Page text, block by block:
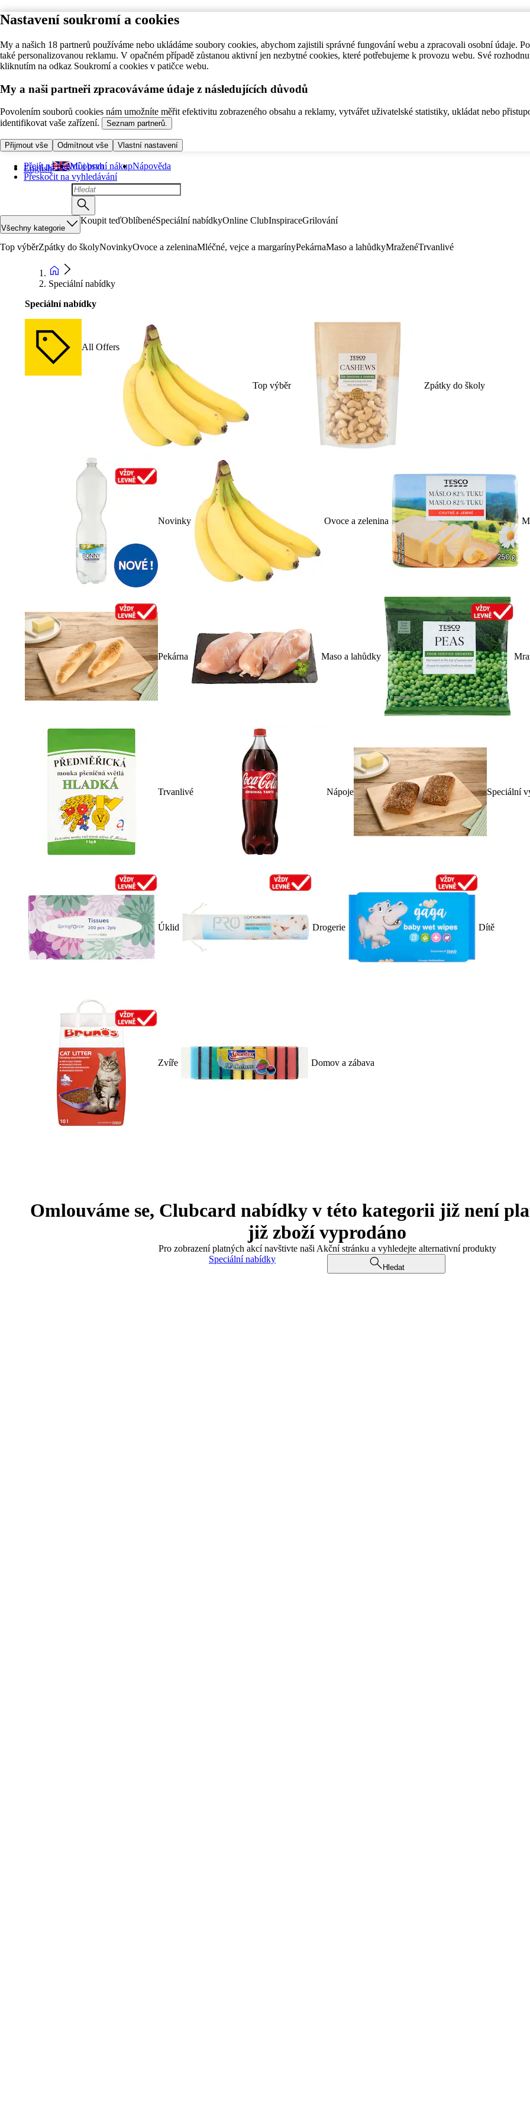
Nastavení soukromí a cookies
My a našich 18 partnerů používáme nebo ukládáme soubory cookies, abychom zajistili správné fungování webu a zpracovali osobní údaje.
také personalizovanou reklamu. V opačném případě zůstanou aktivní jen nezbytné cookies, které potřebujeme k provozu webu. Své
kliknutím na odkaz Soukromí a cookies v patičce webu.
My a naši partneři zpracováváme údaje z následujících důvodů
Povolením souborů cookies nám umožníte měřit efektivitu zobrazeného obsahu a reklamy, vytvářet uživatelské statistiky, ukládat nebo
identifikovat vaše zařízení.
Seznam partnerů.
Přijmout vše Odmítnout vše Vlastní nastavení
Přejít na hlavní obsah
Přeskočit na vyhledávání
English Můj první nákupNápověda
Všechny kategorie
Koupit teďOblíbenéSpeciální nabídkyOnline ClubInspiraceGrilování
Top výběrZpátky do školyNovinkyOvoce a zeleninaMléčné, vejce a margarínyPekárnaMaso a lahůdkyMraženéTrvanlivé
Speciální nabídky
Speciální nabídky
All Offers
Top výběr Zpátky do školy
Novinky Ovoce a zelenina
Pekárna Maso a lahůdky
Trvanlivé Nápoje Speciální
Úklid Drogerie Dítě
Zvíře Domov a zábava
Omlouváme se, Clubcard nabídky v této kategorii již není
již zboží vyprodáno
Pro zobrazení platných akcí navštivte naši Akční stránku a vyhledejte alternativní produkty
Speciální nabídky
Hledat